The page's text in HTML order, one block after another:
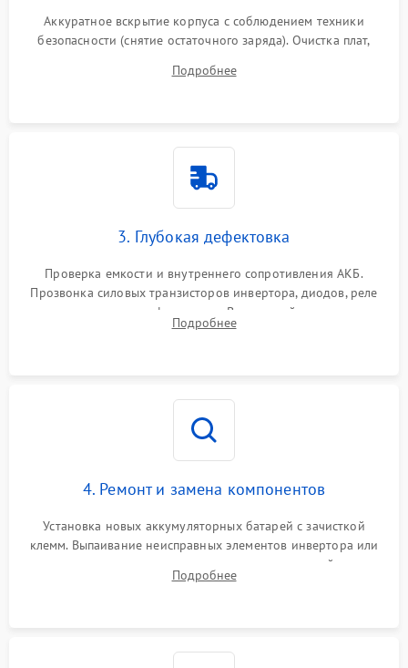
Аккуратное вскрытие корпуса с соблюдением техники
безопасности (снятие остаточного заряда). Очистка плат,
и кистей для предотвращения перегрева и замыканий.
Подробнее
3. Глубокая дефектовка
Проверка емкости и внутреннего сопротивления АКБ.
Прозвонка силовых транзисторов инвертора, диодов, реле
переключения и трансформатора. Визуальный поиск вздутых
конденсаторов и прогаров на печатной плате.
Подробнее
4. Ремонт и замена компонентов
Установка новых аккумуляторных батарей с зачисткой
клемм. Выпаивание неисправных элементов инвертора или
цепи зарядки и монтаж новых радиодеталей.
Восстановление поврежденных токоведущих дорожек и
Подробнее